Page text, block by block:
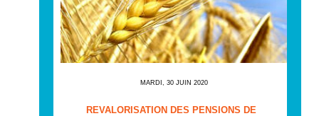
MARDI, 30 JUIN 2020
REVALORISATION DES PENSIONS DE